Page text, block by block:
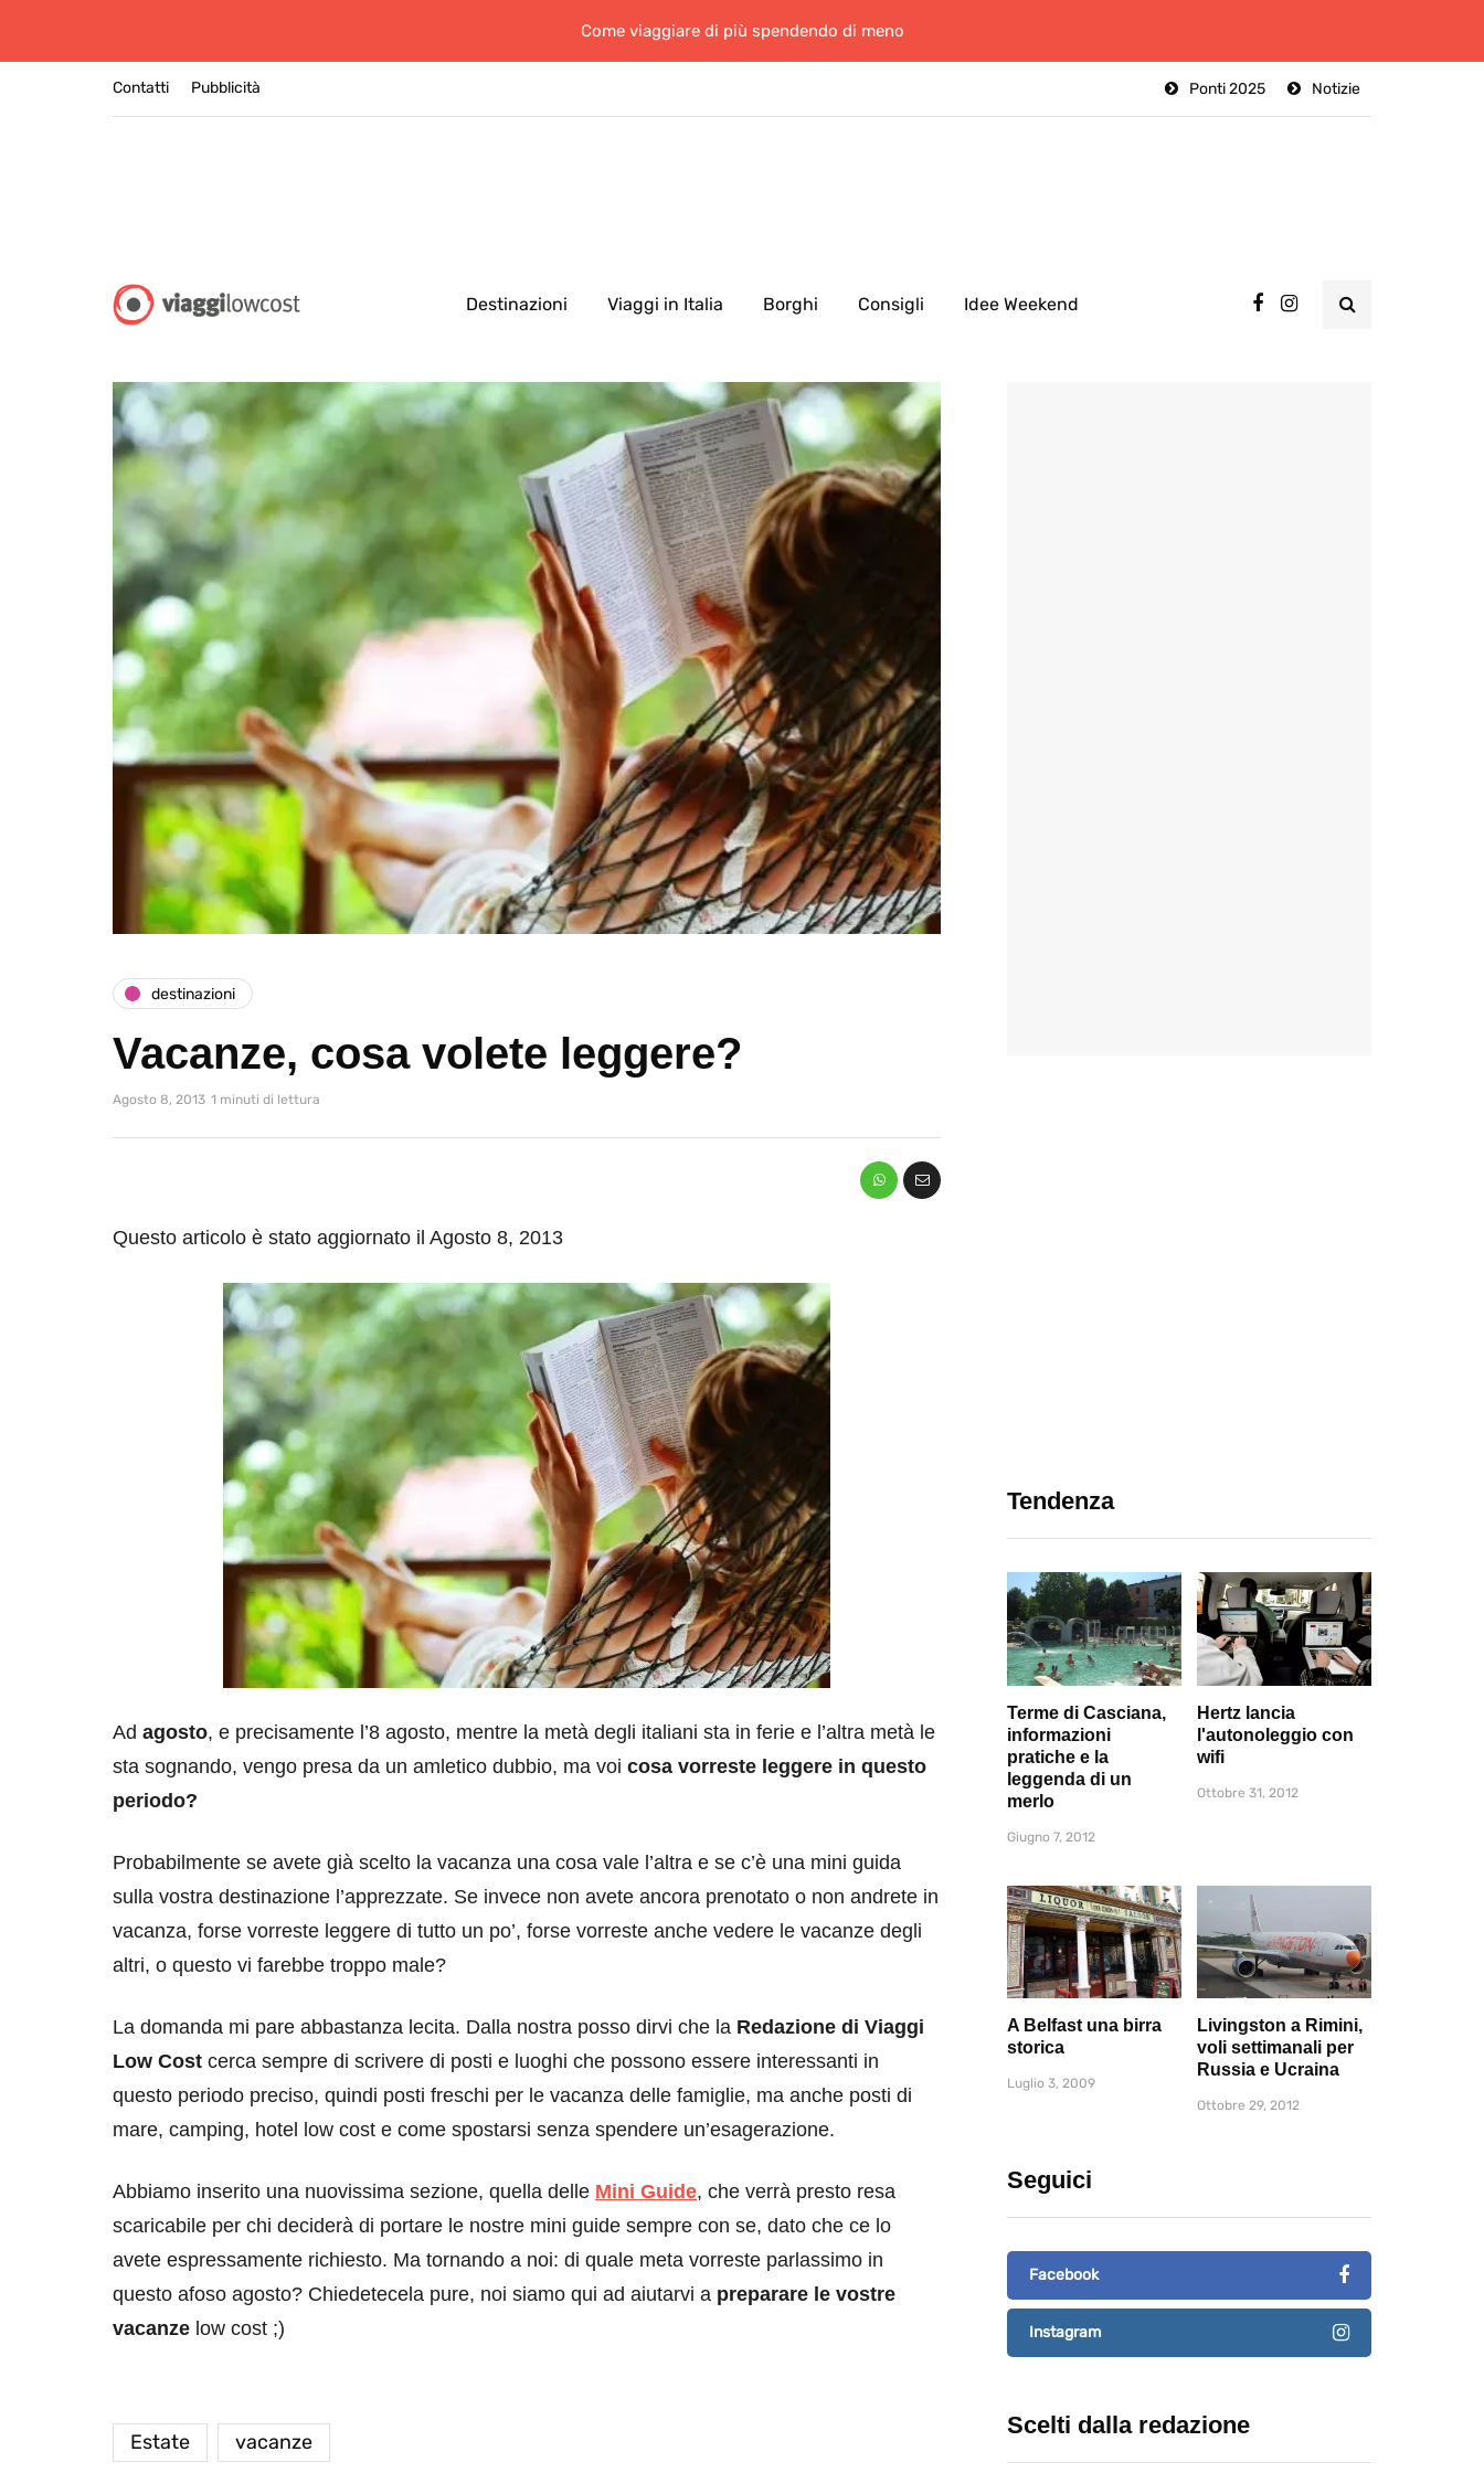
Come viaggiare di più spendendo di meno
Contatti Notizie
Ponti 2025
Pubblicità
Destinazioni Viaggi in Italia Borghi Consigli Idee Weekend
destinazioni
Vacanze, cosa volete leggere?
Agosto 8, 2013 1 minuti di lettura
Questo articolo è stato aggiornato il Agosto 8, 2013
Ad agosto, e precisamente l’8 agosto, mentre la metà degli italiani sta in ferie e l’altra metà le
sta sognando, vengo presa da un amletico dubbio, ma voi cosa vorreste leggere in questo
periodo?
Probabilmente se avete già scelto la vacanza una cosa vale l’altra e se c’è una mini guida
sulla vostra destinazione l’apprezzate. Se invece non avete ancora prenotato o non andrete in
vacanza, forse vorreste leggere di tutto un po’, forse vorreste anche vedere le vacanze degli
altri, o questo vi farebbe troppo male?
La domanda mi pare abbastanza lecita. Dalla nostra posso dirvi che la Redazione di Viaggi
Low Cost cerca sempre di scrivere di posti e luoghi che possono essere interessanti in
questo periodo preciso, quindi posti freschi per le vacanza delle famiglie, ma anche posti di
mare, camping, hotel low cost e come spostarsi senza spendere un’esagerazione.
Abbiamo inserito una nuovissima sezione, quella delle Mini Guide, che verrà presto resa
scaricabile per chi deciderà di portare le nostre mini guide sempre con se, dato che ce lo
avete espressamente richiesto. Ma tornando a noi: di quale meta vorreste parlassimo in
questo afoso agosto? Chiedetecela pure, noi siamo qui ad aiutarvi a preparare le vostre
vacanze low cost ;)
Estate vacanze
Tendenza
Terme di Casciana,
informazioni
pratiche e la
leggenda di un
merlo
Giugno 7, 2012
Hertz lancia
l'autonoleggio con
wifi
Ottobre 31, 2012
A Belfast una birra
storica
Luglio 3, 2009
Livingston a Rimini,
voli settimanali per
Russia e Ucraina
Ottobre 29, 2012
Seguici
Facebook
Instagram
Scelti dalla redazione